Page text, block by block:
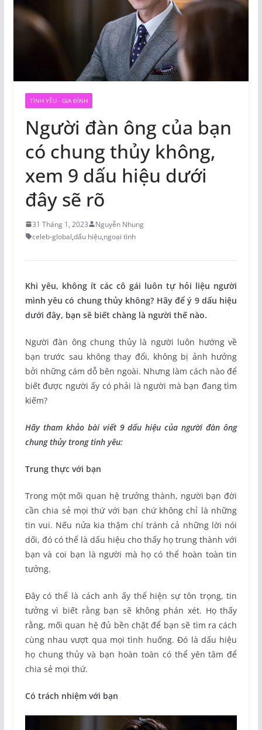
TÌNH YÊU - GIA ĐÌNH
Người đàn ông của bạn
có chung thủy không,
xem 9 dấu hiệu dưới
đây sẽ rõ
31 Tháng 1, 2023
Nguyễn Nhung
celeb-global,dấu hiệu,ngoại tình
Khi yêu, không ít các cô gái luôn tự hỏi liệu người
mình yêu có chung thủy không? Hãy để ý 9 dấu hiệu
dưới đây, bạn sẽ biết chàng là người thế nào.
Người đàn ông chung thủy là người luôn hướng về
bạn trước sau không thay đổi, không bị ảnh hưởng
bởi những cám dỗ bên ngoài. Nhưng làm cách nào để
biết được người ấy có phải là người mà bạn đang tìm
kiếm?
Hãy tham khảo bài viết 9 dấu hiệu của người đàn ông
chung thủy trong tình yêu:
Trung thực với bạn
Trong một mối quan hệ trưởng thành, người bạn đời
cần chia sẻ mọi thứ với bạn chứ không chỉ là những
tin vui. Nếu nửa kia thậm chí tránh cả những lời nói
dối, đó có thể là dấu hiệu cho thấy họ trung thành với
bạn và coi bạn là người mà họ có thể hoàn toàn tin
tưởng.
Đây có thể là cách anh ấy thể hiện sự tôn trọng, tin
tưởng vì biết rằng bạn sẽ không phán xét. Họ thấy
rằng, mối quan hệ đủ bền chặt để bạn sẽ tìm ra cách
cùng nhau vượt qua mọi tình huống. Đó là dấu hiệu
họ chung thủy và bạn hoàn toàn có thể yên tâm để
chia sẻ mọi thứ.
Có trách nhiệm với bạn